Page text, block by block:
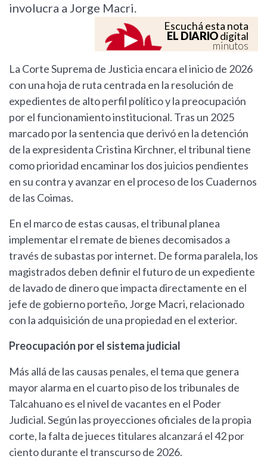
involucra a Jorge Macri.
Escuchá esta nota
EL DIARIOdigital
minutos
La Corte Suprema de Justicia encara el inicio de 2026
con una hoja de ruta centrada en la resolución de
expedientes de alto perfil político y la preocupación
por el funcionamiento institucional. Tras un 2025
marcado por la sentencia que derivó en la detención
de la expresidenta Cristina Kirchner, el tribunal tiene
como prioridad encaminar los dos juicios pendientes
en su contra y avanzar en el proceso de los Cuadernos
de las Coimas.
En el marco de estas causas, el tribunal planea
implementar el remate de bienes decomisados a
través de subastas por internet. De forma paralela, los
magistrados deben definir el futuro de un expediente
de lavado de dinero que impacta directamente en el
jefe de gobierno porteño, Jorge Macri, relacionado
con la adquisición de una propiedad en el exterior.
Preocupación por el sistema judicial
Más allá de las causas penales, el tema que genera
mayor alarma en el cuarto piso de los tribunales de
Talcahuano es el nivel de vacantes en el Poder
Judicial. Según las proyecciones oficiales de la propia
corte, la falta de jueces titulares alcanzará el 42 por
ciento durante el transcurso de 2026.